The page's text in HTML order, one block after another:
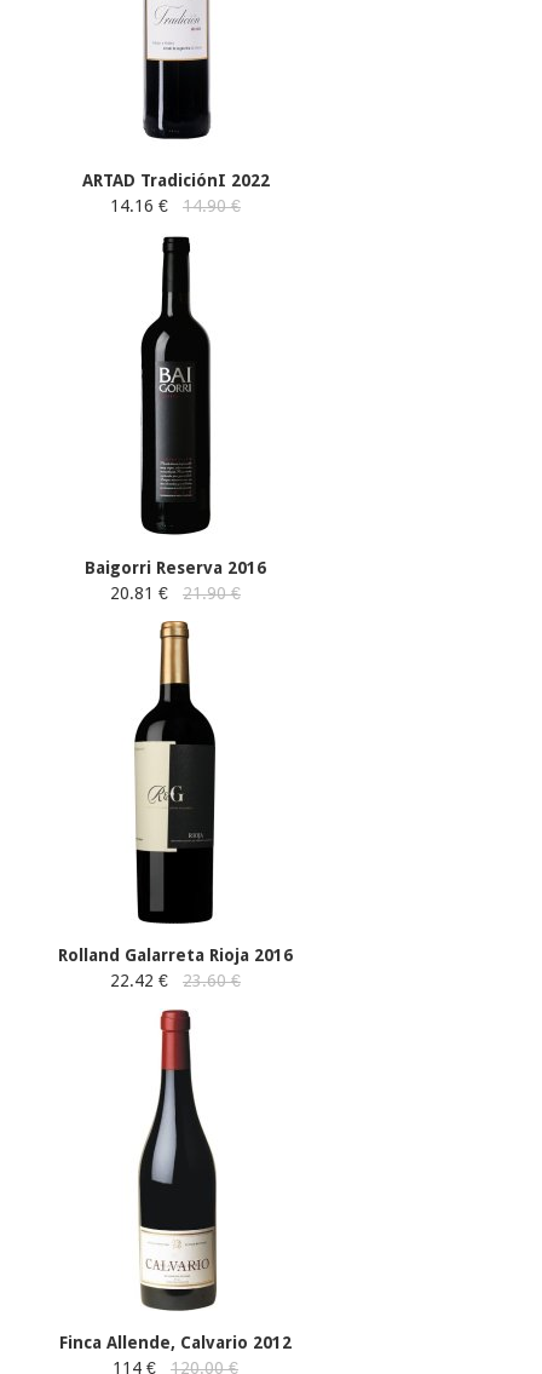
ARTAD TradiciónI 2022
14.16 €
14.90 €
Baigorri Reserva 2016
20.81 €
21.90 €
Rolland Galarreta Rioja 2016
22.42 €
23.60 €
Finca Allende, Calvario 2012
114 €
120.00 €